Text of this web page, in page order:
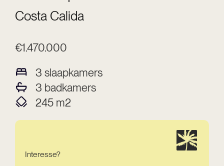
Costa Calida
€1.470.000
3 slaapkamers
3 badkamers
245 m2
Interesse?